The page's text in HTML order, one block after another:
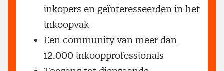
inkopers en geïnteresseerden in het
inkoopvak
Een community van meer dan
12.000 inkoopprofessionals